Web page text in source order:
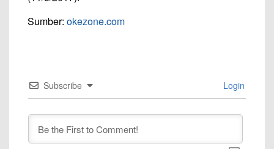
Sumber: okezone.com
Subscribe Login